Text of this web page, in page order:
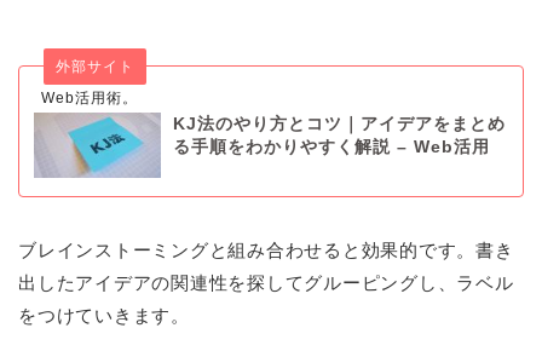
Web活用術。
外部サイト
KJ法のやり方とコツ｜アイデアをまとめ
る手順をわかりやすく解説 – Web活用
ブレインストーミングと組み合わせると効果的です。書き
出したアイデアの関連性を探してグルーピングし、ラベル
をつけていきます。